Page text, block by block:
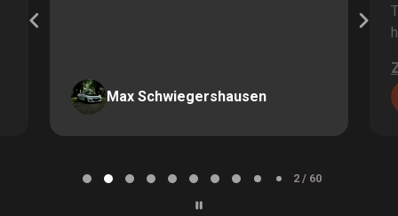
Max Schwiegershausen
2 / 60